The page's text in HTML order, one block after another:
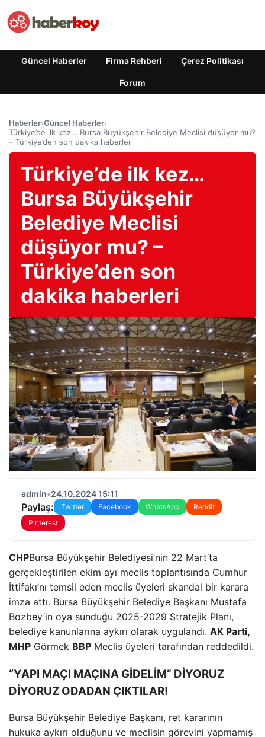
Güncel Haberler Firma Rehberi Çerez Politikası
Forum
Haberler›Güncel Haberler›
Türkiye’de ilk kez… Bursa Büyükşehir Belediye Meclisi düşüyor mu?
– Türkiye’den son dakika haberleri
Türkiye’de ilk kez…
Bursa Büyükşehir
Belediye Meclisi
düşüyor mu? –
Türkiye’den son
dakika haberleri
admin•24.10.2024 15:11
Paylaş: Twitter Facebook WhatsApp
Reddit
Pinterest
CHPBursa Büyükşehir Belediyesi’nin 22 Mart’ta
gerçekleştirilen ekim ayı meclis toplantısında Cumhur
İttifakı’nı temsil eden meclis üyeleri skandal bir karara
imza attı. Bursa Büyükşehir Belediye Başkanı Mustafa
Bozbey’in oya sunduğu 2025-2029 Stratejik Planı,
belediye kanunlarına aykırı olarak uygulandı. AK Parti,
MHP Görmek BBP Meclis üyeleri tarafından reddedildi.
“YAPI MAÇI MAÇINA GİDELİM” DİYORUZ
DİYORUZ ODADAN ÇIKTILAR!
Bursa Büyükşehir Belediye Başkanı, ret kararının
hukuka aykırı olduğunu ve meclisin görevini yapmamış